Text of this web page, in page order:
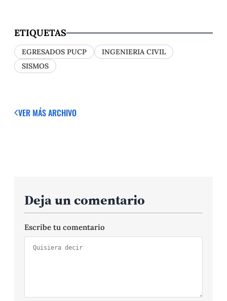
ETIQUETAS
EGRESADOS PUCP
INGENIERIA CIVIL
SISMOS
VER MÁSARCHIVO
Deja un comentario
Escribe tu comentario